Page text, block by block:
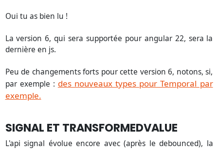
Oui tu as bien lu !
La version 6, qui sera supportée pour angular 22, sera la
dernière en js.
Peu de changements forts pour cette version 6, notons, si,
par exemple : des nouveaux types pour Temporal par
exemple.
SIGNAL ET TRANSFORMEDVALUE
L'api signal évolue encore avec (après le debounced), la